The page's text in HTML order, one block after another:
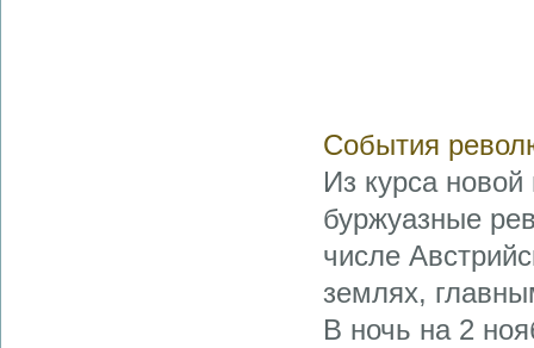
События
Из курса
буржуазные
числе
землях,
В ночь на 2